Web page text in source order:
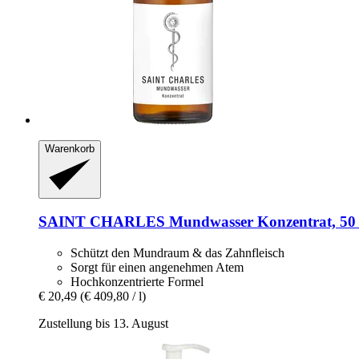
Warenkorb
SAINT CHARLES Mundwasser Konzentrat,
Schützt den Mundraum & das Zahnfleisch
Sorgt für einen angenehmen Atem
Hochkonzentrierte Formel
€ 20,49 (€ 409,80 / l)
Zustellung bis 13. August